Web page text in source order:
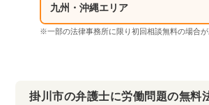
九州・沖縄エリア
※一部の法律事務所に限り初回相談無料の場合
掛川市の弁護士に労働問題の無料